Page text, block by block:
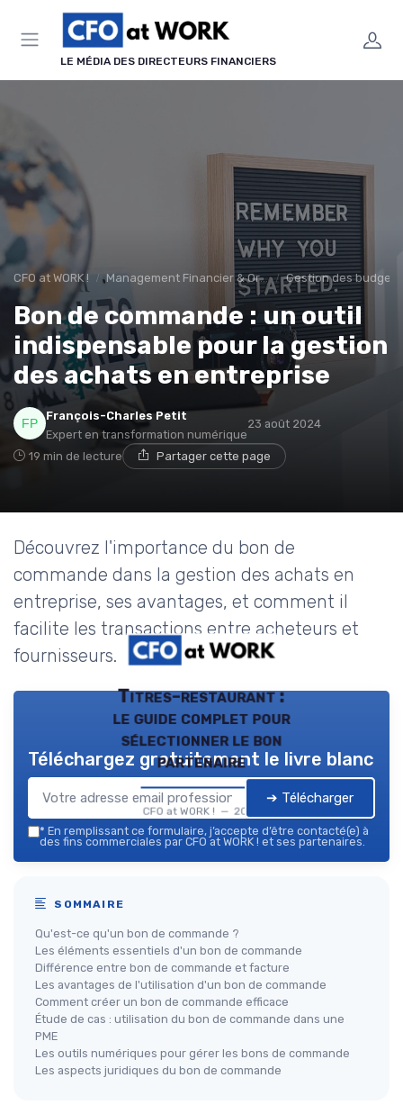
LE MÉDIA DES DIRECTEURS FINANCIERS
CFO at WORK ! Management Financier & Organisation Gestion des
Bon de commande : un outil
indispensable pour la gestion
des achats en entreprise
François-Charles Petit
Expert en transformation numérique
23 août 2024
19 min de lecture Partager cette page
Découvrez l'importance du bon de
commande dans la gestion des achats en
entreprise, ses avantages, et comment il
facilite les transactions entre acheteurs et
fournisseurs.
Titres-restaurant :
le guide complet pour
sélectionner le bon
partenaire
CFO at WORK ! — 2026
Téléchargez gratuitement le livre blanc
➔ Télécharger
* En remplissant ce formulaire, j’accepte d’être contacté(e) à
des fins commerciales par CFO at WORK ! et ses partenaires.
SOMMAIRE
Qu'est-ce qu'un bon de commande ?
Les éléments essentiels d'un bon de commande
Différence entre bon de commande et facture
Les avantages de l'utilisation d'un bon de commande
Comment créer un bon de commande efficace
Étude de cas : utilisation du bon de commande dans une
PME
Les outils numériques pour gérer les bons de commande
Les aspects juridiques du bon de commande
Panneau de gestion des cookies